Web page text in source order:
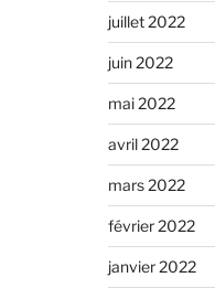
juillet 2022
juin 2022
mai 2022
avril 2022
mars 2022
février 2022
janvier 2022